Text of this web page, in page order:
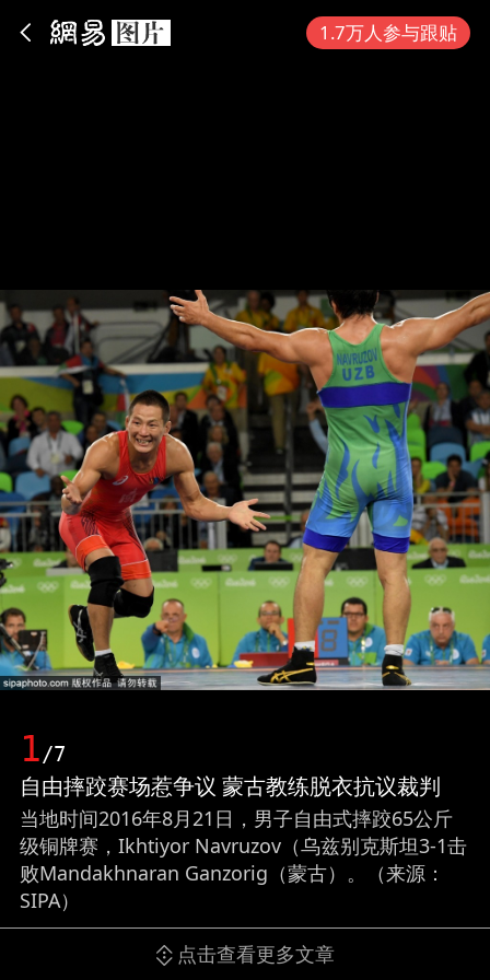
1.7万人参与跟贴
1/7
自由摔跤赛场惹争议 蒙古教练脱衣抗议裁判
当地时间2016年8月21日，男子自由式摔跤65公斤
级铜牌赛，Ikhtiyor Navruzov（乌兹别克斯坦3-1击
败Mandakhnaran Ganzorig（蒙古）。（来源：
SIPA）
点击查看更多文章